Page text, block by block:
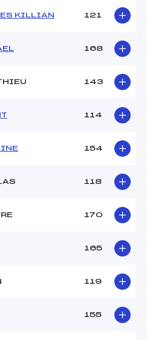
BEAU
11 h
PARAND PASCAL (PE)
MONE YOHAN (PE)
(PE)
MARTINEZ THEO (PE)
1
154.7400
KILLIAN 121
168
143
114
154
118
170
165
119
155